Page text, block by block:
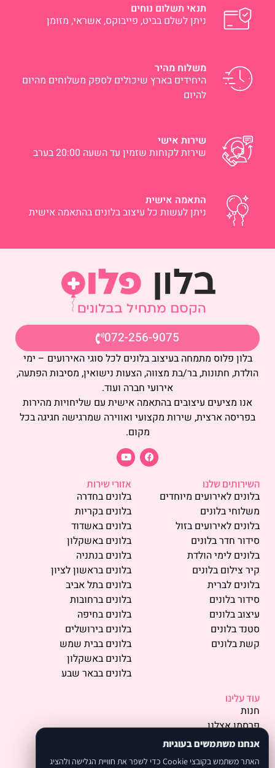
תנאי תשלום נוחים
ניתן לשלם בביט, פייבוקס, אשראי, מזומן
משלוח מהיר
היחידים בארץ שיכולים לספק משלוחים מהיום
להיום
שירות אישי
שירות לקוחות שזמין עד השעה 20:00 בערב
התאמה אישית
ניתן לעשות כל עיצוב בלונים בהתאמה אישית
072-256-9075
בלון פלוס מתמחה בעיצוב בלונים לכל סוגי האירועים – ימי
הולדת, חתונות, בר/בת מצווה, הצעות נישואין, מסיבות הפתעה,
אירועי חברה ועוד.
אנו מציעים עיצובים בהתאמה אישית עם שליחויות מהירות
בפריסה ארצית, שירות מקצועי ואווירה שמרגישה חגיגה בכל
מקום.
השירותים שלנו
בלונים לאירועים מיוחדים
משלוחי בלונים
בלונים לאירועים בזול
סידור חדר בלונים
בלונים לימי הולדת
קיר צילום בלונים
בלונים לברית
סידור בלונים
עיצוב בלונים
סטנד בלונים
קשת בלונים
אזורי שירות
בלונים בחדרה
בלונים בקריות
בלונים באשדוד
בלונים באשקלון
בלונים בנתניה
בלונים בראשון לציון
בלונים בתל אביב
בלונים ברחובות
בלונים בחיפה
בלונים בירושלים
בלונים בבית שמש
בלונים באשקלון
בלונים בבאר שבע
עוד עלינו
חנות
פרסמו אצלנו
תמונות
אנחנו משתמשים בעוגיות
האתר משתמש בקובצי Cookie כדי לשפר את חוויית הגלישה ולהציג